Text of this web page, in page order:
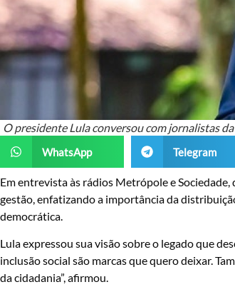
O presidente Lula conversou com jornalistas
WhatsApp Telegram
Em entrevista às rádios Metrópole e
gestão, enfatizando a importância da
democrática.
Lula expressou sua visão sobre o legado que
inclusão social são marcas que quero deixar.
da cidadania”, afirmou.